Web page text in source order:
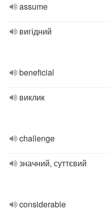
assume
вигідний
beneficial
виклик
challenge
значний, суттєвий
considerable